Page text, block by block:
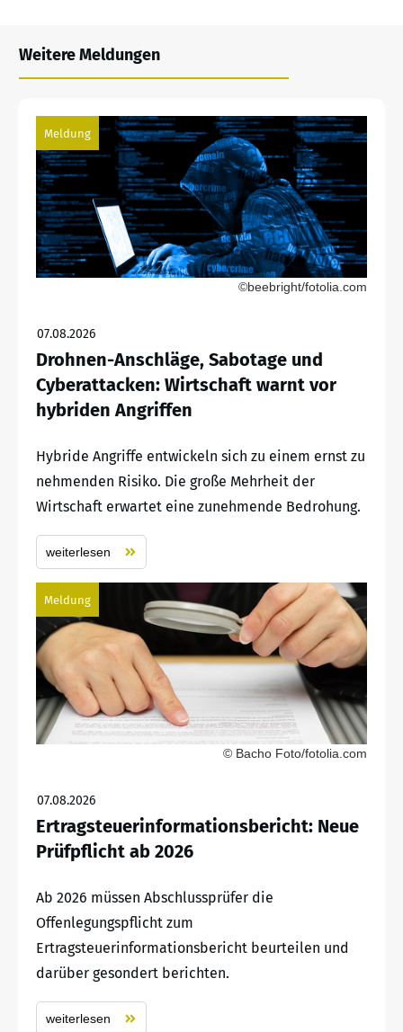
Weitere Meldungen
Meldung
©beebright/fotolia.com
07.08.2026
Drohnen-Anschläge, Sabotage und
Cyberattacken: Wirtschaft warnt vor
hybriden Angriffen
Hybride Angriffe entwickeln sich zu einem ernst zu
nehmenden Risiko. Die große Mehrheit der
Wirtschaft erwartet eine zunehmende Bedrohung.
weiterlesen
Meldung
© Bacho Foto/fotolia.com
07.08.2026
Ertragsteuerinformationsbericht: Neue
Prüfpflicht ab 2026
Ab 2026 müssen Abschlussprüfer die
Offenlegungspflicht zum
Ertragsteuerinformationsbericht beurteilen und
darüber gesondert berichten.
weiterlesen